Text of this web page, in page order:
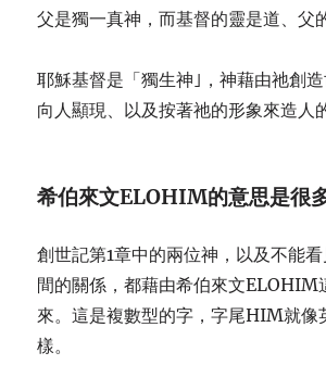
父是獨一真神，而基督的靈是道、父
耶穌基督是「獨生神｣，神藉由祂創
向人顯現、以及按著祂的形象來造人
希伯來文ELOHIM的意思是很
創世記第1章中的兩位神，以及不能
間的關係，都藉由希伯來文ELOHIM
來。這是複數型的字，字尾HIM就像
樣。